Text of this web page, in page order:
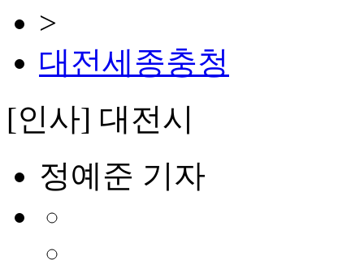
>
대전세종충청
[인사] 대전시
정예준 기자